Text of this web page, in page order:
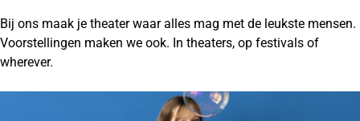
Bij ons maak je theater waar alles mag met de leukste mensen.
Voorstellingen maken we ook. In theaters, op festivals of
wherever.